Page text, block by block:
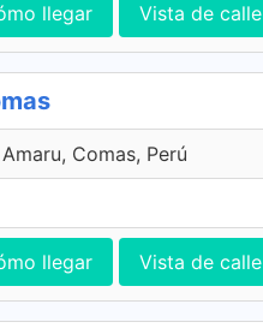
llegar Vista de calle
Comas, Perú
llegar Vista de calle